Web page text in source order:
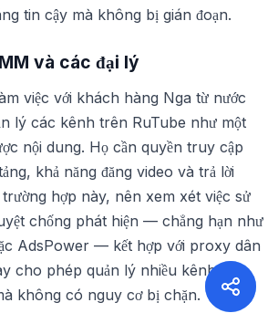
tin cậy mà không bị gián đoạn.
và các đại lý
việc với khách hàng Nga từ nước
lý các kênh trên RuTube như một
nội dung. Họ cần quyền truy cập
khả năng đăng video và trả lời
hợp này, nên xem xét việc sử
chống phát hiện — chẳng hạn như
AdsPower — kết hợp với proxy dân
cho phép quản lý nhiều kênh từ
không có nguy cơ bị chặn.